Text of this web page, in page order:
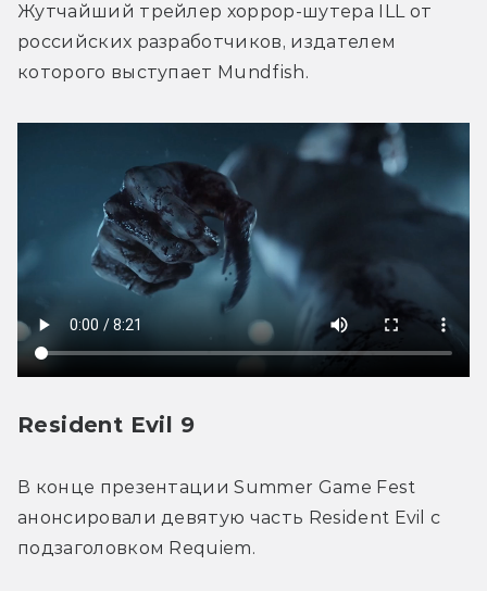
Жутчайший трейлер хоррор-шутера ILL от
российских разработчиков, издателем
которого выступает Mundfish.
Resident Evil 9
В конце презентации Summer Game Fest
анонсировали девятую часть Resident Evil с
подзаголовком Requiem.